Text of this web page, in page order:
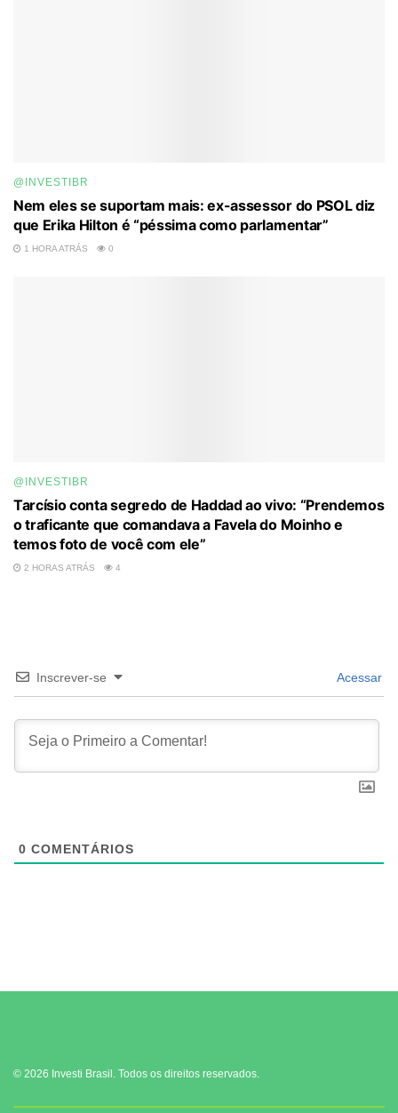
@INVESTIBR
Nem eles se suportam mais: ex-assessor do PSOL diz
que Erika Hilton é “péssima como parlamentar”
1 HORA ATRÁS 0
@INVESTIBR
Tarcísio conta segredo de Haddad ao vivo: “Prendemos
o traficante que comandava a Favela do Moinho e
temos foto de você com ele”
2 HORAS ATRÁS 4
Inscrever-se Acessar
0 COMENTÁRIOS
© 2026 Investi Brasil. Todos os direitos reservados.